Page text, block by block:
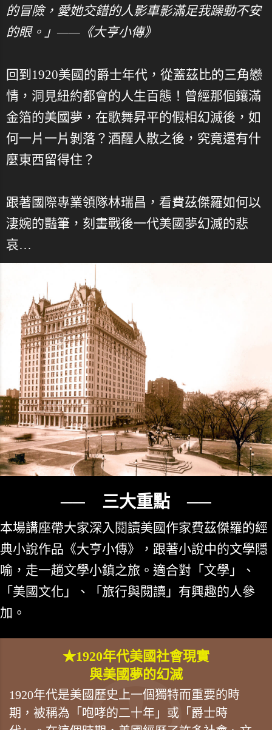
的冒險，愛她交錯的人影車影滿足我躁動不安
的眼。」——《大亨小傳》
回到1920美國的爵士年代，從蓋茲比的三角戀
情，洞見紐約都會的人生百態！曾經那個鑲滿
金箔的美國夢，在歌舞昇平的假相幻滅後，如
何一片一片剝落？酒醒人散之後，究竟還有什
麼東西留得住？
跟著國際專業領隊林瑞昌，看費茲傑羅如何以
淒婉的豔筆，刻畫戰後一代美國夢幻滅的悲
哀…
── 三大重點 ──
本場講座帶大家深入閱讀美國作家費茲傑羅的經
典小說作品《大亨小傳》，跟著小說中的文學隱
喻，走一趟文學小鎮之旅。適合對「文學」、
「美國文化」、「旅行與閱讀」有興趣的人參
加。
★1920年代美國社會現實
與美國夢的幻滅
1920年代是美國歷史上一個獨特而重要的時
期，被稱為「咆哮的二十年」或「爵士時